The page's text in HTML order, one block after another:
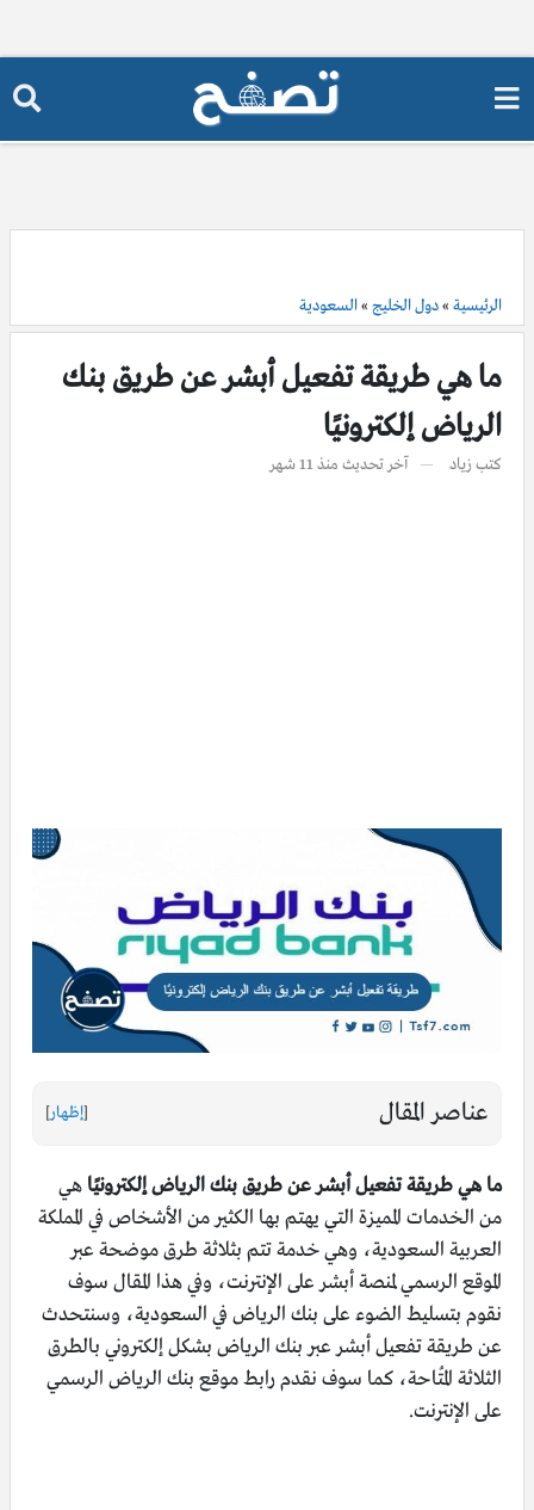
الرئيسية »دول الخليج »السعودية
ما هي طريقة تفعيل أبشر عن طريق بنك
الرياض إلكترونيًا
كتب زياد آخر تحديث منذ 11 شهر
عناصر المقال [إظهار]
ما هي طريقة تفعيل أبشر عن طريق بنك الرياض إلكترونيًا هي
من الخدمات المميزة التي يهتم بها الكثير من الأشخاص في المملكة
العربية السعودية، وهي خدمة تتم بثلاثة طرق موضحة عبر
الموقع الرسمي لمنصة أبشر على الإنترنت، وفي هذا المقال سوف
نقوم بتسليط الضوء على بنك الرياض في السعودية، وسنتحدث
عن طريقة تفعيل أبشر عبر بنك الرياض بشكل إلكتروني بالطرق
الثلاثة المُتاحة، كما سوف نقدم رابط موقع بنك الرياض الرسمي
على الإنترنت.